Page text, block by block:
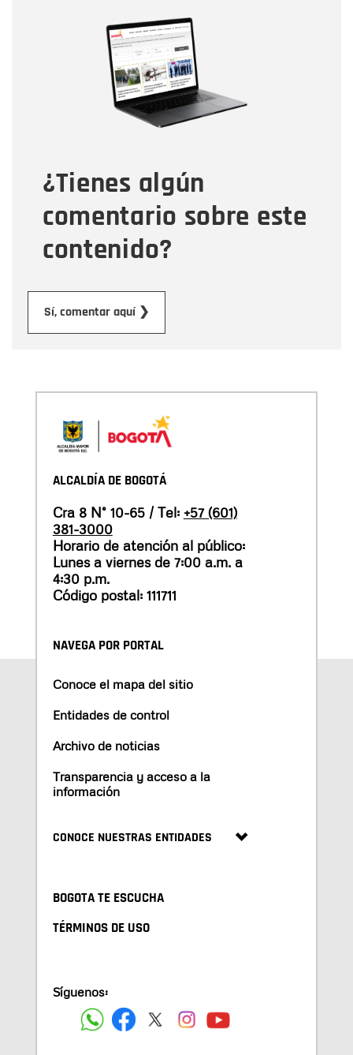
¿Tienes algún
comentario sobre este
contenido?
Sí, comentar aquí ❯
Correo electrónico
Tipo de comentario
Mensaje
ALCALDÍA DE BOGOTÁ
Cra 8 N° 10-65 / Tel: +57 (601)
381-3000
Horario de atención al público:
Lunes a viernes de 7:00 a.m. a
4:30 p.m.
Código postal: 111711
NAVEGA POR PORTAL
Conoce el mapa del sitio
Entidades de control
Archivo de noticias
Transparencia y acceso a la
información
CONOCE NUESTRAS ENTIDADES
BOGOTA TE ESCUCHA
TÉRMINOS DE USO
Síguenos: